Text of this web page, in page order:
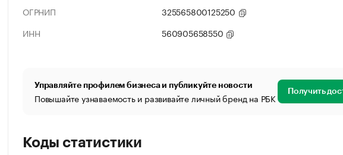
ОГРНИП
325565800125250
ИНН
560905658550
Управляйте профилем бизнеса и публикуйте новости
Повышайте узнаваемость и развивайте личный бренд на РБК Получить
Коды статистики